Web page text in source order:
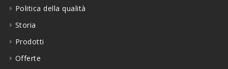
Politica della qualità
Storia
Prodotti
Offerte